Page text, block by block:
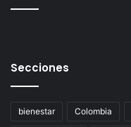
Secciones
bienestar Colombia